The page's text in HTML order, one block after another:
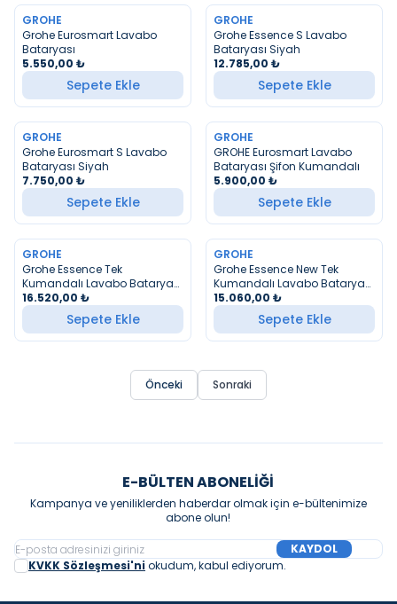
YENI
GROHE
Grohe Eurosmart Lavabo
Bataryası
5.550,00 ₺
Sepete Ekle
YENI
GROHE
Grohe Essence S Lavabo
Bataryası Siyah
12.785,00 ₺
Sepete Ekle
YENI
GROHE
Grohe Eurosmart S Lavabo
Bataryası Siyah
7.750,00 ₺
Sepete Ekle
YENI
GROHE
GROHE Eurosmart Lavabo
Bataryası Şifon Kumandalı
5.900,00 ₺
Sepete Ekle
YENI
GROHE
Grohe Essence Tek
Kumandalı Lavabo Bataryası
1/2″ L-Boyut Siyah
16.520,00 ₺
Sepete Ekle
YENI
GROHE
Grohe Essence New Tek
Kumandalı Lavabo Bataryası
M-Boyut Siyah
15.060,00 ₺
Sepete Ekle
Önceki Sonraki
E-BÜLTEN ABONELIĞI
Kampanya ve yeniliklerden haberdar olmak için e-bültenimize
abone olun!
KAYDOL
KVKK Sözleşmesi'ni okudum, kabul ediyorum.